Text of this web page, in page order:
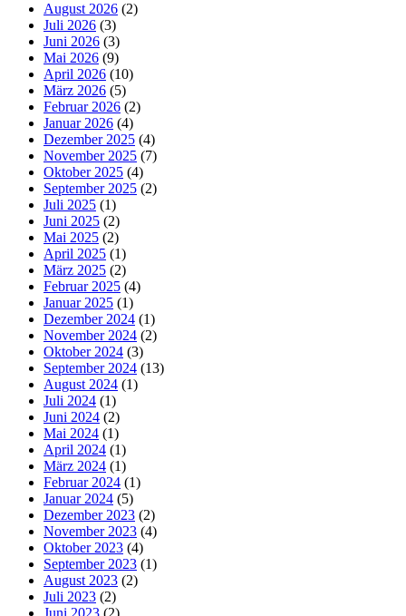
August 2026 (2)
Juli 2026 (3)
Juni 2026 (3)
Mai 2026 (9)
April 2026 (10)
März 2026 (5)
Februar 2026 (2)
Januar 2026 (4)
Dezember 2025 (4)
November 2025 (7)
Oktober 2025 (4)
September 2025 (2)
Juli 2025 (1)
Juni 2025 (2)
Mai 2025 (2)
April 2025 (1)
März 2025 (2)
Februar 2025 (4)
Januar 2025 (1)
Dezember 2024 (1)
November 2024 (2)
Oktober 2024 (3)
September 2024 (13)
August 2024 (1)
Juli 2024 (1)
Juni 2024 (2)
Mai 2024 (1)
April 2024 (1)
März 2024 (1)
Februar 2024 (1)
Januar 2024 (5)
Dezember 2023 (2)
November 2023 (4)
Oktober 2023 (4)
September 2023 (1)
August 2023 (2)
Juli 2023 (2)